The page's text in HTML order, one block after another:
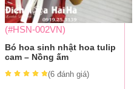
(#HSN-002VN)
Bó hoa sinh nhật hoa tulip
cam – Nồng ấm
(6 đánh giá)